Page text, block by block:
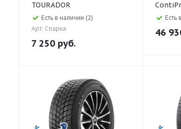
TOURADOR
Есть в наличии (2)
Арт: Спарка
7 250 руб.
111W
Есть
46